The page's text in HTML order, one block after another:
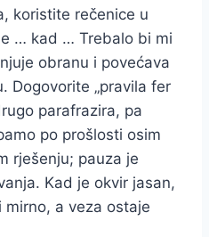
koristite rečenice u
… kad … Trebalo bi mi
obranu i povećava
Dogovorite „pravila fer
parafrazira, pa
po prošlosti osim
rješenju; pauza je
Kad je okvir jasan,
a veza ostaje